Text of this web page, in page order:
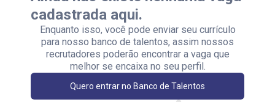
cadastrada aqui.
Enquanto isso, você pode enviar seu currículo
para nosso banco de talentos, assim nossos
recrutadores poderão encontrar a vaga que
melhor se encaixa no seu perfil.
Quero entrar no Banco de Talentos